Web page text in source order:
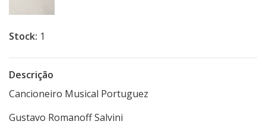
Stock: 1
Descrição
Cancioneiro Musical Portuguez
Gustavo Romanoff Salvini